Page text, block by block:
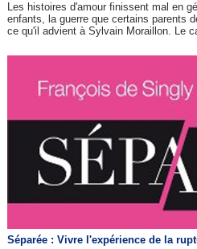
Les histoires d'amour finissent mal en
enfants, la guerre que certains parents
ce qu'il advient à Sylvain Moraillon. Le
Séparée : Vivre l'expérience de la